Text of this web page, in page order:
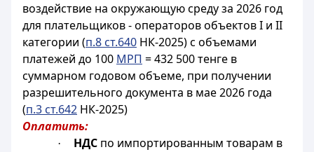
воздействие на окружающую среду за 2026 год
для плательщиков - операторов объектов I и II
категории (п.8 ст.640 НК-2025) с объемами
платежей до 100 МРП = 432 500 тенге в
суммарном годовом объеме, при получении
разрешительного документа в мае 2026 года
(п.3 ст.642 НК-2025)
Оплатить:
· НДС по импортированным товарам в